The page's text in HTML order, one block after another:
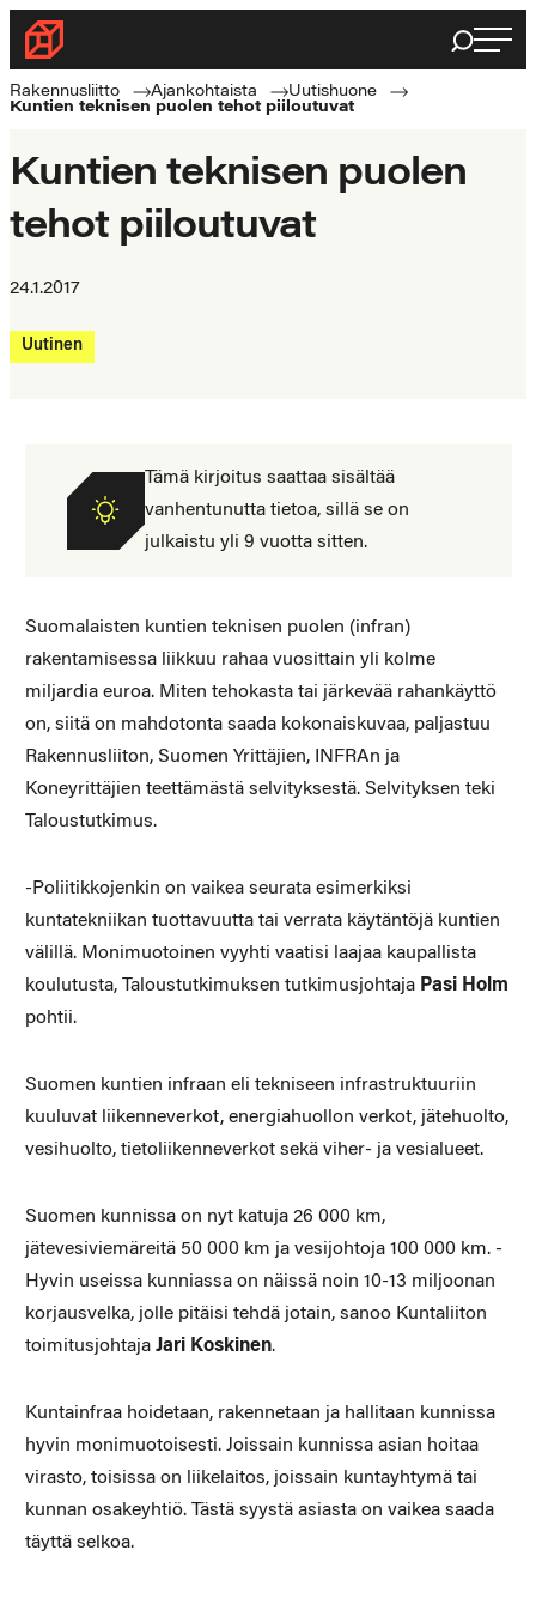
Siirry
suoraan
sisältöön
Rakennusliitto
Rakennusalan
ammattilaisten
Haku
Rakennusliitto Ajankohtaista
Uutishuone
Kuntien teknisen puolen tehot piiloutuvat
Kuntien teknisen puolen
tehot piiloutuvat
24.1.2017
Uutinen
Tämä kirjoitus saattaa sisältää
vanhentunutta tietoa, sillä se on
julkaistu yli 9 vuotta sitten.
Suomalaisten kuntien teknisen puolen (infran)
rakentamisessa liikkuu rahaa vuosittain yli kolme
miljardia euroa. Miten tehokasta tai järkevää rahankäyttö
on, siitä on mahdotonta saada kokonaiskuvaa, paljastuu
Rakennusliiton, Suomen Yrittäjien, INFRAn ja
Koneyrittäjien teettämästä selvityksestä. Selvityksen teki
Taloustutkimus.
-Poliitikkojenkin on vaikea seurata esimerkiksi
kuntatekniikan tuottavuutta tai verrata käytäntöjä kuntien
välillä. Monimuotoinen vyyhti vaatisi laajaa kaupallista
koulutusta, Taloustutkimuksen tutkimusjohtaja Pasi Holm
pohtii.
Suomen kuntien infraan eli tekniseen infrastruktuuriin
kuuluvat liikenneverkot, energiahuollon verkot, jätehuolto,
vesihuolto, tietoliikenneverkot sekä viher- ja vesialueet.
Suomen kunnissa on nyt katuja 26 000 km,
jätevesiviemäreitä 50 000 km ja vesijohtoja 100 000 km. -
Hyvin useissa kunniassa on näissä noin 10-13 miljoonan
korjausvelka, jolle pitäisi tehdä jotain, sanoo Kuntaliiton
toimitusjohtaja Jari Koskinen.
Kuntainfraa hoidetaan, rakennetaan ja hallitaan kunnissa
hyvin monimuotoisesti. Joissain kunnissa asian hoitaa
virasto, toisissa on liikelaitos, joissain kuntayhtymä tai
kunnan osakeyhtiö. Tästä syystä asiasta on vaikea saada
täyttä selkoa.